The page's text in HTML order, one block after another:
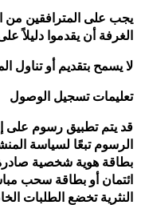
يجب على المترافقين من
الغرفة أن يقدموا دليلاً
لا يسمح بتقديم أو تناول
تعليمات تسجيل الوصول
قد يتم تطبيق رسوم على
الرسوم تبعًا لسياسة
بطاقة هوية شخصية
ائتمان أو بطاقة سحب
النثرية تخضع الطلبات